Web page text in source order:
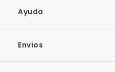
Ayuda
Envios